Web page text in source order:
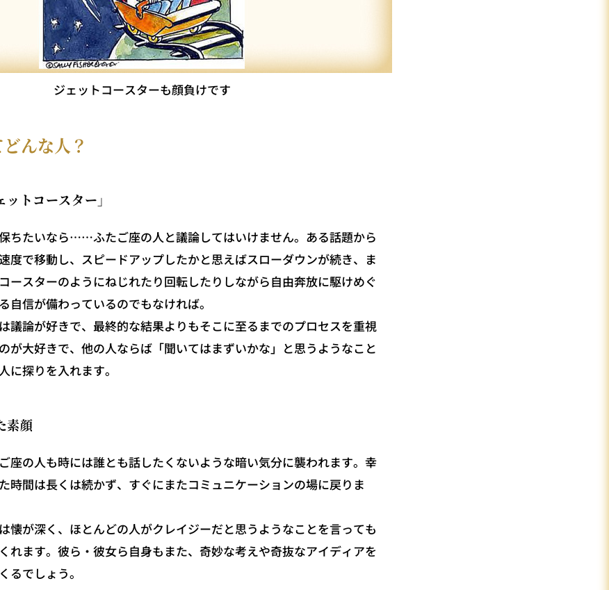
ジェットコースターも顔負けです
んな人？
トコースター」
ちたいなら……ふたご座の人と議論してはいけません。ある話題から
度で移動し、スピードアップしたかと思えばスローダウンが続き、ま
ースターのようにねじれたり回転したりしながら自由奔放に駆けめぐ
自信が備わっているのでもなければ。
議論が好きで、最終的な結果よりもそこに至るまでのプロセスを重視
が大好きで、他の人ならば「聞いてはまずいかな」と思うようなこと
に探りを入れます。
素顔
座の人も時には誰とも話したくないような暗い気分に襲われます。幸
時間は長くは続かず、すぐにまたコミュニケーションの場に戻りま
懐が深く、ほとんどの人がクレイジーだと思うようなことを言っても
れます。彼ら・彼女ら自身もまた、奇妙な考えや奇抜なアイディアを
るでしょう。